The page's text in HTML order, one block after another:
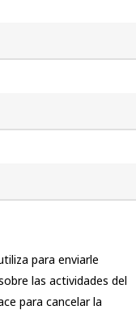
para enviarle
las actividades del
para cancelar la